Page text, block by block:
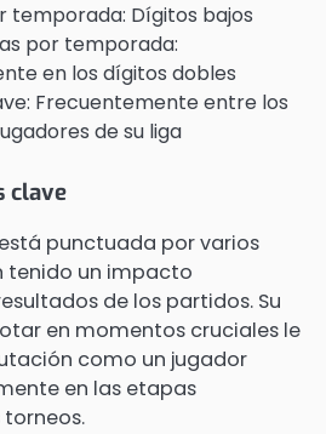
temporada: Dígitos bajos
por temporada:
en los dígitos dobles
Frecuentemente entre los
de su liga
clave
punctuada por varios
tenido un impacto
de los partidos. Su
en momentos cruciales le
como un jugador
en las etapas